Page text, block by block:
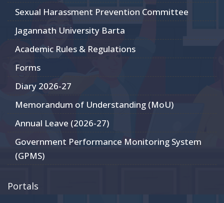
Sexual Harassment Prevention Committee
Jagannath University Barta
Academic Rules & Regulations
Forms
Diary 2026-27
Memorandum of Understanding (MoU)
Annual Leave (2026-27)
Government Performance Monitoring System
(GPMS)
Portals